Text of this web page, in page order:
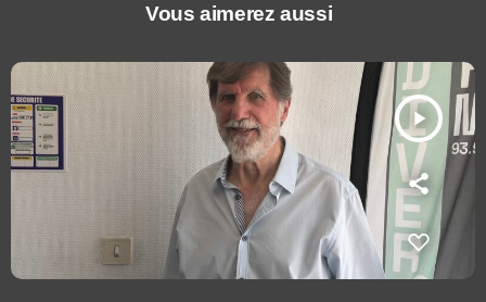
Vous aimerez aussi
play_arrow